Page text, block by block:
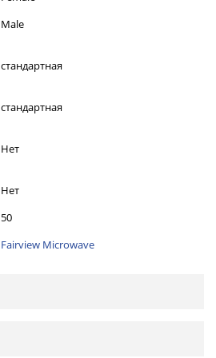
Male
стандартная
стандартная
Нет
Нет
50
Fairview Microwave